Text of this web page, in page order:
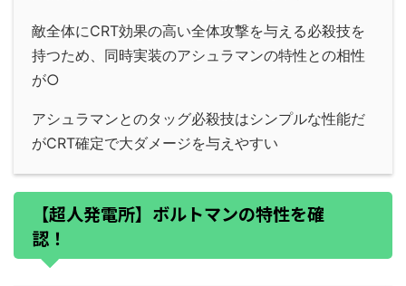
敵全体にCRT効果の高い全体攻撃を与える必殺技を
持つため、同時実装のアシュラマンの特性との相性
が○
アシュラマンとのタッグ必殺技はシンプルな性能だ
がCRT確定で大ダメージを与えやすい
【超人発電所】ボルトマンの特性を確
認！